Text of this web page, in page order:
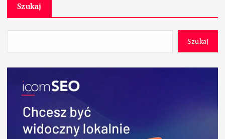
Szukaj
Szukaj